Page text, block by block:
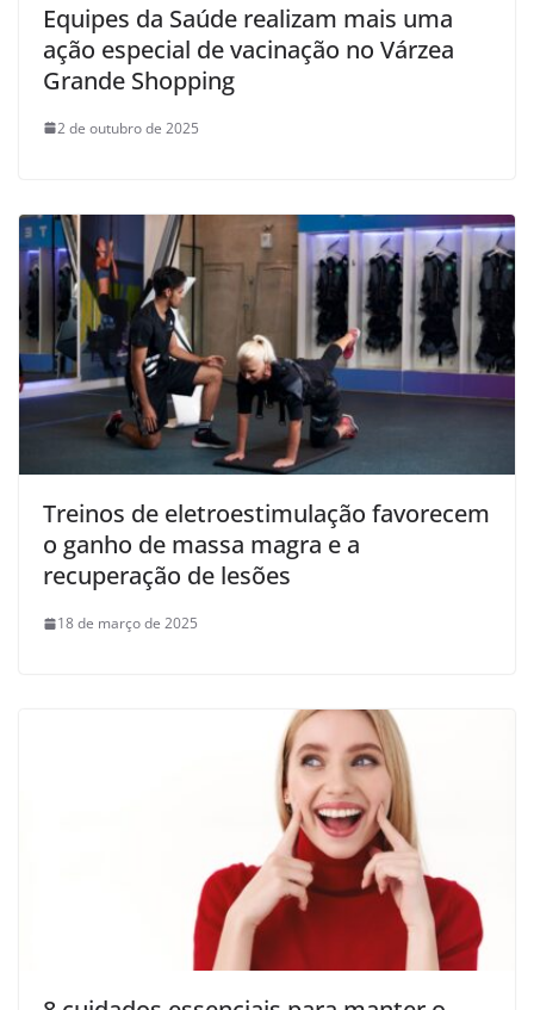
Equipes da Saúde realizam mais uma
ação especial de vacinação no Várzea
Grande Shopping
2 de outubro de 2025
Treinos de eletroestimulação favorecem
o ganho de massa magra e a
recuperação de lesões
18 de março de 2025